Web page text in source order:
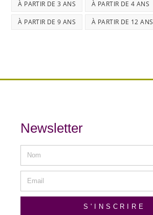
À PARTIR DE 3 ANS À PARTIR DE 4 ANS
À PARTIR DE 9 ANS À PARTIR DE 12 ANS
Newsletter
S'INSCRIRE